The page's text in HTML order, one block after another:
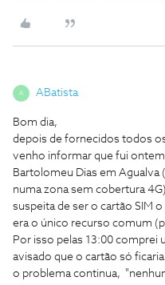
A ABatista
Bom dia,
depois de fornecidos todos
venho informar que fui ontem
Bartolomeu Dias em
numa zona sem cobertura
suspeita de ser o cartão SIM
era o único recurso comum
Por isso pelas 13:00 comprei
avisado que o cartão só
o problema continua,